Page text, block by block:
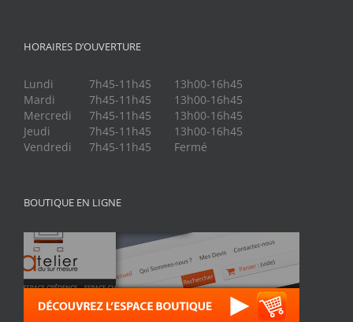
HORAIRES D’OUVERTURE
Lundi 7h45-11h45
13h00-16h45
Mardi
7h45-11h45
13h00-16h45
Mercredi
7h45-11h45
13h00-16h45
Jeudi
7h45-11h45
13h00-16h45
Vendredi
7h45-11h45 Fermé
BOUTIQUE EN LIGNE